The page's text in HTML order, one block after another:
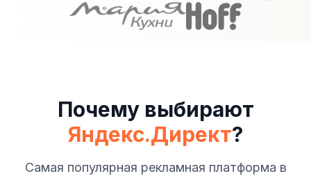
Почему выбирают
Яндекс.Директ?
Самая популярная рекламная платформа в